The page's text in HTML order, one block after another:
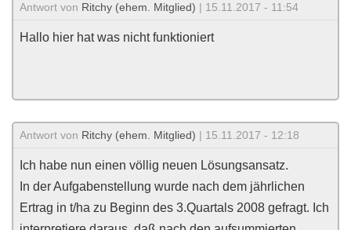
Antwort von Ritchy (ehem. Mitglied) | 15.11.2017 - 11:54
Hallo hier hat was nicht funktioniert
Antwort von Ritchy (ehem. Mitglied) | 15.11.2017 - 12:18
Ich habe nun einen völlig neuen Lösungsansatz.
In der Aufgabenstellung wurde nach dem jährlichen
Ertrag in t/ha zu Beginn des 3.Quartals 2008 gefragt. Ich